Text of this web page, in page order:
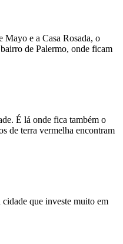
Mayo e a Casa Rosada, o
de Palermo, onde ficam
É lá onde fica também o
de terra vermelha encontram
cidade que investe muito em